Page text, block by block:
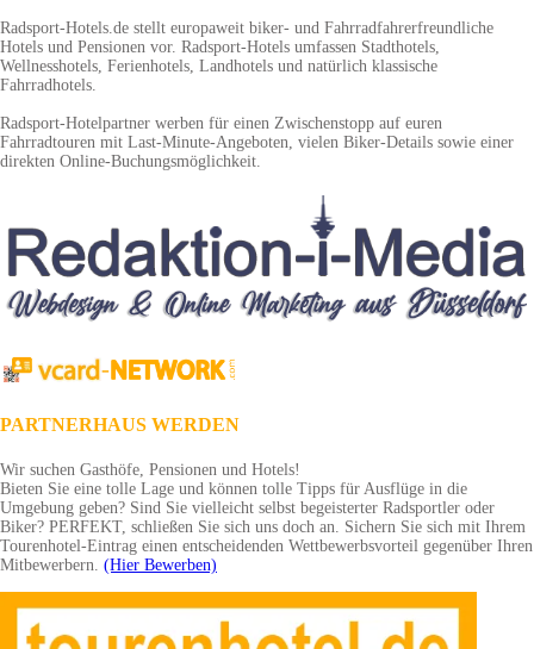
Radsport-Hotels.de stellt europaweit biker- und Fahrradfahrerfreundliche
Hotels und Pensionen vor. Radsport-Hotels umfassen Stadthotels,
Wellnesshotels, Ferienhotels, Landhotels und natürlich klassische
Fahrradhotels.
Radsport-Hotelpartner werben für einen Zwischenstopp auf euren
Fahrradtouren mit Last-Minute-Angeboten, vielen Biker-Details sowie einer
direkten Online-Buchungsmöglichkeit.
PARTNERHAUS WERDEN
Wir suchen Gasthöfe, Pensionen und Hotels!
Bieten Sie eine tolle Lage und können tolle Tipps für Ausflüge in die
Umgebung geben? Sind Sie vielleicht selbst begeisterter Radsportler oder
Biker? PERFEKT, schließen Sie sich uns doch an. Sichern Sie sich mit Ihrem
Tourenhotel-Eintrag einen entscheidenden Wettbewerbsvorteil gegenüber Ihren
Mitbewerbern. (Hier Bewerben)